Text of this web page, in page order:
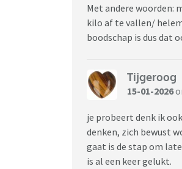
Met andere woorden:
kilo af te vallen/
boodschap is dus dat
Tijgeroog
15-01-2026
je probeert denk ik
denken, zich bewust
gaat is de stap om
is al een keer gelukt.